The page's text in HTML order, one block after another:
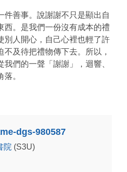
件善事。說謝謝不只是顯出自
西。是我們一份沒有成本的禮
別人開心，自己心裡也輕了許
及待把禮物傳下去。所以，
們的一聲「謝謝」，迴響、
。
dgs-980587
院 (S3U)